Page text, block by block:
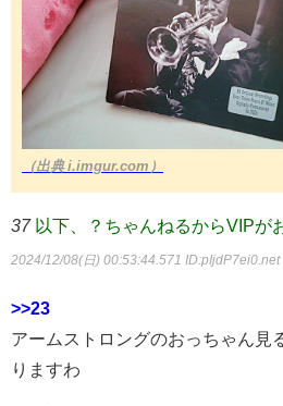
（出典 i.imgur.com）
37 以下、？ちゃんねるからVIPが
2024/12/08(日) 00:53:44.571 ID:pIjdP7ei0.net
>>23
アームストロングのおっちゃん見
りますわ